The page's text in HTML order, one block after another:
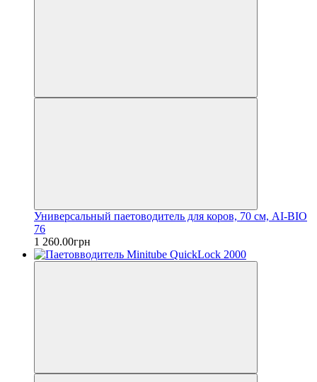
Универсальный паетоводитель для коров, 70 см, AI-BIO
76
1 260.00грн